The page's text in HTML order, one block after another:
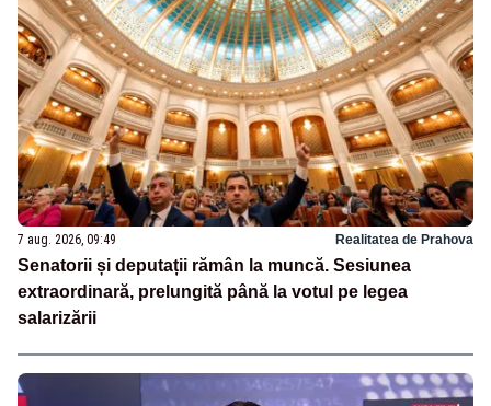
7 aug. 2026, 09:49 Realitatea de Prahova
Senatorii și deputații rămân la muncă. Sesiunea
extraordinară, prelungită până la votul pe legea
salarizării